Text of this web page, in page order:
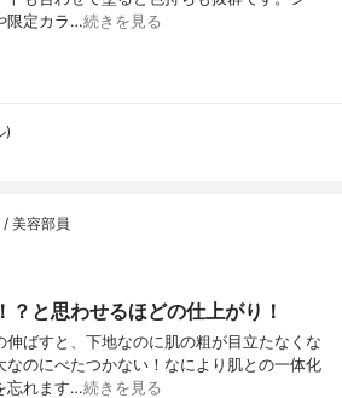
限定カラ…続きを見る
)
美容部員
？と思わせるほどの仕上がり！
伸ばすと、下地なのに肌の粗が目立たなくな
なのにべたつかない！なにより肌との一体化
忘れます…続きを見る